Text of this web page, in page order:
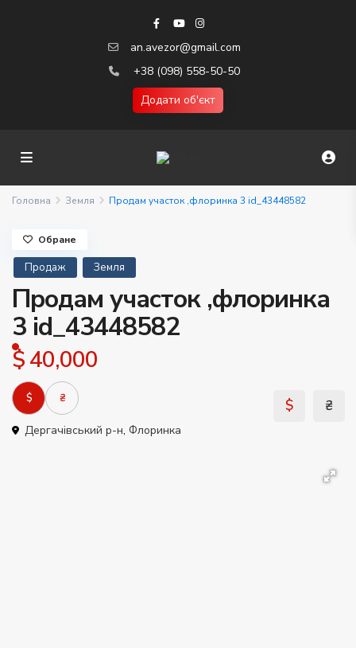
an.avezor@gmail.com
+38 (098) 558-50-50
Додати об'єкт
Головна Земля Продам участок ,флоринка 3 id_43448582
Продаж Земля
Продам участок ,флоринка
3 id_43448582
$ 40,000
$ ₴
Дергачівський р-н, Флоринка
Обране
$ ₴